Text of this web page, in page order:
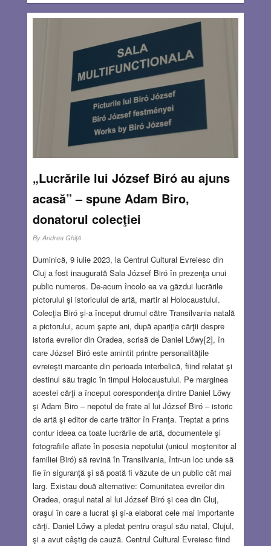
„Lucrările lui József Biró au ajuns
acasă” – spune Adam Biro,
donatorul colecţiei
By Andrea Ghiţă
Duminică, 9 iulie 2023, la Centrul Cultural Evreiesc din
Cluj a fost inaugurată Sala József Biró în prezenţa unui
public numeros. De-acum încolo ea va găzdui lucrările
pictorului şi istoricului de artă, martir al Holocaustului.
Colecţia Biró şi-a început drumul către Transilvania natală
a pictorului, acum şapte ani, după apariţia cărţii despre
istoria evreilor din Oradea, scrisă de Daniel Lőwy[2], în
care József Biró este amintit printre personalităţile
evreieşti marcante din perioada interbelică, fiind relatat şi
destinul său tragic în timpul Holocaustului. Pe marginea
acestei cărţi a început corespondenţa dintre Daniel Lőwy
şi Adam Biro – nepotul de frate al lui József Biró – istoric
de artă şi editor de carte trăitor în Franţa. Treptat a prins
contur ideea ca toate lucrările de artă, documentele şi
fotografiile aflate în posesia nepotului (unicul moştenitor al
familiei Biró) să revină în Transilvania, într-un loc unde să
fie în siguranţă şi să poată fi văzute de un public cât mai
larg. Existau două alternative: Comunitatea evreilor din
Oradea, oraşul natal al lui József Biró şi cea din Cluj,
oraşul în care a lucrat şi şi-a elaborat cele mai importante
cărţi. Daniel Lőwy a pledat pentru oraşul său natal, Clujul,
şi a avut câştig de cauză. Centrul Cultural Evreiesc fiind